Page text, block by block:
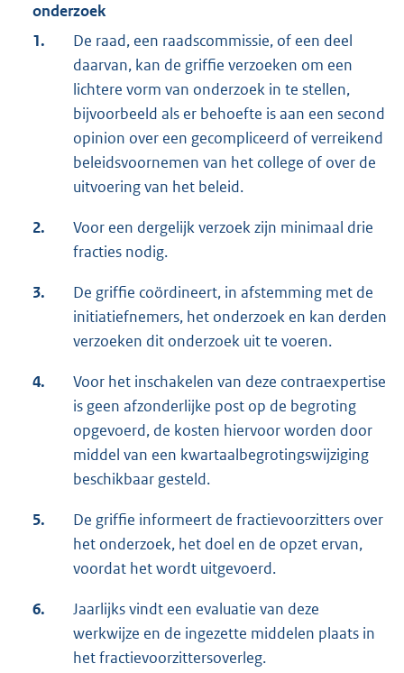
onderzoek
1.
De raad, een raadscommissie, of een deel
daarvan, kan de griffie verzoeken om een
lichtere vorm van onderzoek in te stellen,
bijvoorbeeld als er behoefte is aan een second
opinion over een gecompliceerd of verreikend
beleidsvoornemen van het college of over de
uitvoering van het beleid.
2.
Voor een dergelijk verzoek zijn minimaal drie
fracties nodig.
3.
De griffie coördineert, in afstemming met de
initiatiefnemers, het onderzoek en kan derden
verzoeken dit onderzoek uit te voeren.
4.
Voor het inschakelen van deze contraexpertise
is geen afzonderlijke post op de begroting
opgevoerd, de kosten hiervoor worden door
middel van een kwartaalbegrotingswijziging
beschikbaar gesteld.
5.
De griffie informeert de fractievoorzitters over
het onderzoek, het doel en de opzet ervan,
voordat het wordt uitgevoerd.
6.
Jaarlijks vindt een evaluatie van deze
werkwijze en de ingezette middelen plaats in
het fractievoorzittersoverleg.